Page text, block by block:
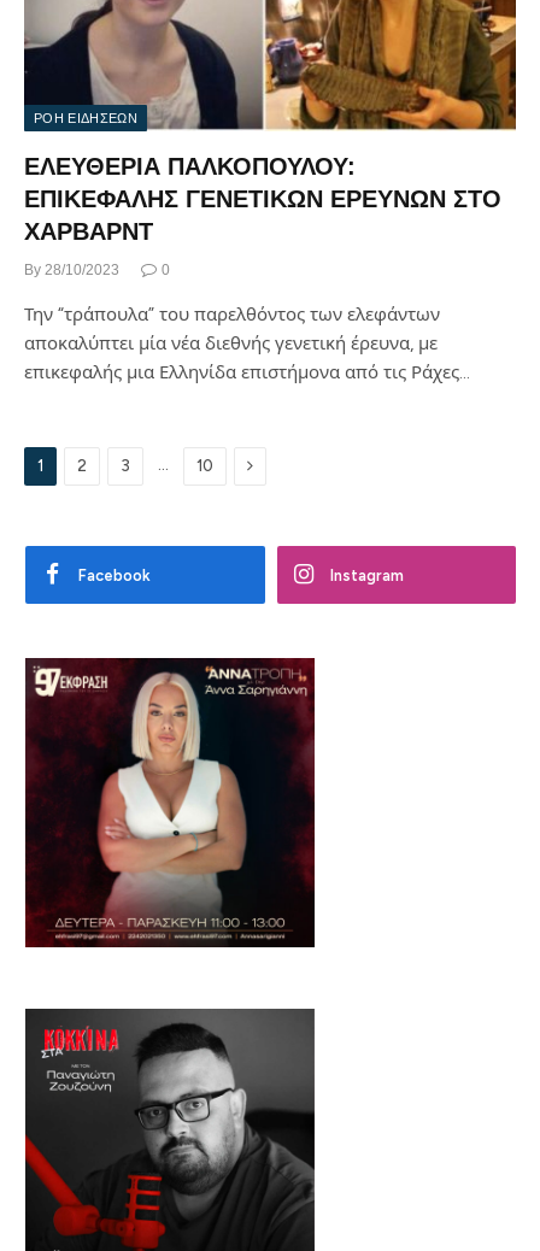
ΡΟΗ ΕΙΔΗΣΕΩΝ
ΕΛΕΥΘΕΡΙΑ ΠΑΛΚΟΠΟΥΛΟΥ:
ΕΠΙΚΕΦΑΛΗΣ ΓΕΝΕΤΙΚΩΝ ΕΡΕΥΝΩΝ ΣΤΟ
ΧΑΡΒΑΡΝΤ
By 28/10/2023 0
Την “τράπουλα” του παρελθόντος των ελεφάντων
αποκαλύπτει μία νέα διεθνής γενετική έρευνα, με
επικεφαλής μια Ελληνίδα επιστήμονα από τις Ράχες…
1 2 3 … 10 Next
Facebook Instagram